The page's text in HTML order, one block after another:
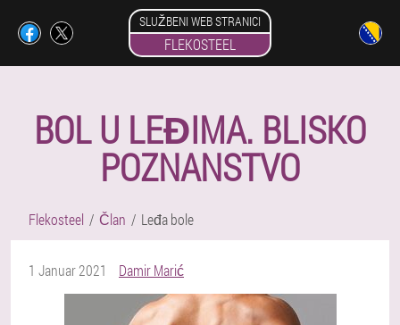
SLUŽBENI WEB STRANICI
FLEKOSTEEL
BOL U LEĐIMA. BLISKO
POZNANSTVO
Flekosteel Član Leđa bole
1 Januar 2021 Damir Marić